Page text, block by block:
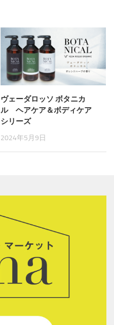
ヴェーダロッソ ボタニカ
ル ヘアケア＆ボディケア
シリーズ
2024年5月9日